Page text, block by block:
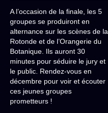
A l’occasion de la finale, les 5
groupes se produiront en
alternance sur les scènes de la
Rotonde et de l’Orangerie du
Botanique. Ils auront 30
minutes pour séduire le jury et
le public. Rendez-vous en
décembre pour voir et écouter
ces jeunes groupes
prometteurs !